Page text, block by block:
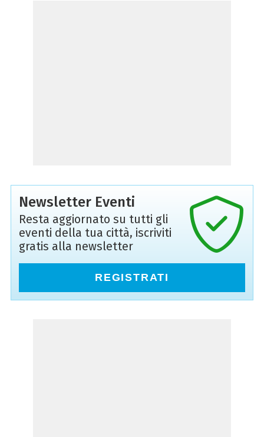
Newsletter Eventi
Resta aggiornato su tutti gli
eventi della tua città, iscriviti
gratis alla newsletter
REGISTRATI